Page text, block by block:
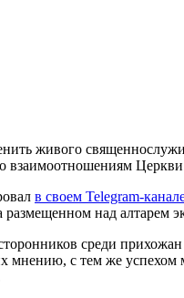
живого
взаимоотношениям
в своем Telegram-
размещенном над
среди
с тем же успехом